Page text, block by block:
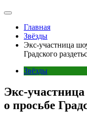
Главная
Звёзды
Экс-участница
Градского
Звёзды
Экс-
о просьбе